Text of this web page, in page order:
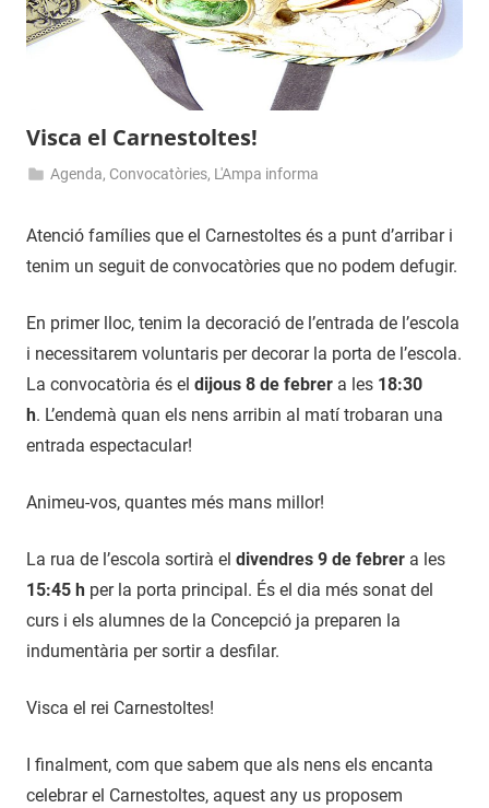
Visca el Carnestoltes!
de
Agenda, Convocatòries, L'Ampa informa
Atenció famílies que el Carnestoltes és a punt d’arribar i
tenim un seguit de convocatòries que no podem defugir.
En primer lloc, tenim la decoració de l’entrada de l’escola
i necessitarem voluntaris per decorar la porta de l’escola.
La convocatòria és el dijous 8 de febrer a les 18:30
h. L’endemà quan els nens arribin al matí trobaran una
entrada espectacular!
Animeu-vos, quantes més mans millor!
La rua de l’escola sortirà el divendres 9 de febrer a les
15:45 h per la porta principal. És el dia més sonat del
curs i els alumnes de la Concepció ja preparen la
indumentària per sortir a desfilar.
Visca el rei Carnestoltes!
I finalment, com que sabem que als nens els encanta
celebrar el Carnestoltes, aquest any us proposem